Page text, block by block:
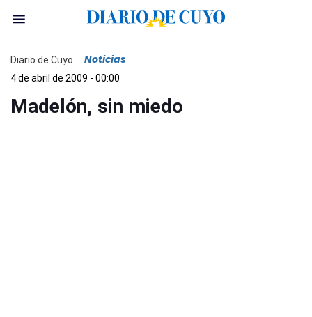
Diario de Cuyo Noticias
4 de abril de 2009 - 00:00
Madelón, sin miedo